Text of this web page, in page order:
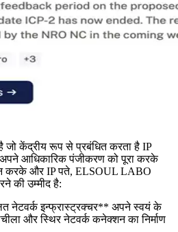
जो केंद्रीय रूप से प्रबंधित करता है IP
आधिकारिक पंजीकरण को पूरा करके
और IP पते, ELSOUL LABO
की उम्मीद है:
नेटवर्क इन्फ्रास्ट्रक्चर** अपने स्वयं के
और स्थिर नेटवर्क कनेक्शन का निर्माण